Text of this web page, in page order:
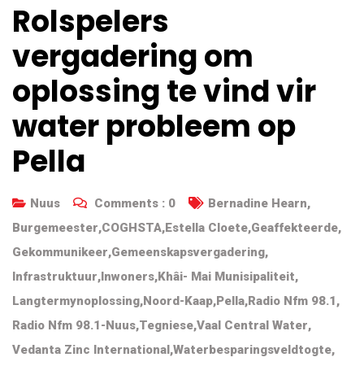
Rolspelers
vergadering om
oplossing te vind vir
water probleem op
Pella
Nuus Comments : 0 Bernadine Hearn,
Burgemeester,COGHSTA,Estella Cloete,Geaffekteerde,
Gekommunikeer,Gemeenskapsvergadering,
Infrastruktuur,Inwoners,Khâi- Mai Munisipaliteit,
Langtermynoplossing,Noord-Kaap,Pella,Radio Nfm 98.1,
Radio Nfm 98.1-Nuus,Tegniese,Vaal Central Water,
Vedanta Zinc International,Waterbesparingsveldtogte,